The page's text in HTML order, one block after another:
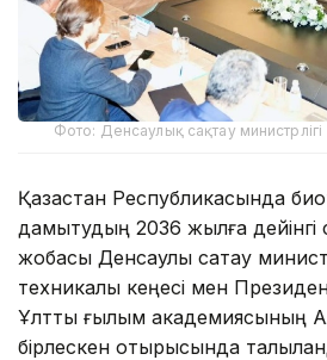
Фото: Денсаулық сақтау министрлігі
Қазақстан Республикасында
дамытудың 2036 жылға дейінгі
жобасы Денсаулық сақтау
техникалық кеңесі мен
Ұлттық ғылым академиясының
бірлескен отырысында